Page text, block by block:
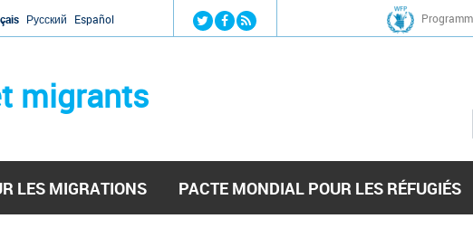
Jump to navigation
Русский Español
migrants
LES MIGRATIONS PACTE MONDIAL POUR LES RÉFUGIÉS